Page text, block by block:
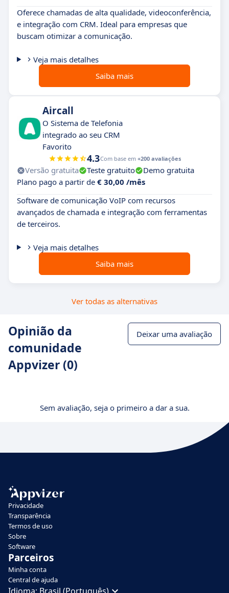
Oferece chamadas de alta qualidade, videoconferência,
e integração com CRM. Ideal para empresas que
buscam otimizar a comunicação.
Veja mais detalhes
Saiba mais
Aircall
O Sistema de Telefonia
integrado ao seu CRM
Favorito
4.3Com base em +200 avaliações
Versão gratuita Teste gratuito
Demo gratuita
Plano pago a partir de € 30,00 /mês
Software de comunicação VoIP com recursos
avançados de chamada e integração com ferramentas
de terceiros.
Veja mais detalhes
Saiba mais
Ver todas as alternativas
Opinião da
comunidade
Appvizer (0)
Deixar uma avaliação
Sem avaliação, seja o primeiro a dar a sua.
Privacidade
Transparência
Termos de uso
Sobre
Software
Parceiros
Minha conta
Central de ajuda